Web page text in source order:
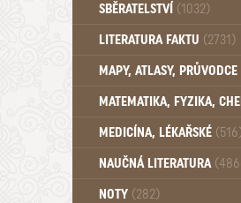
SBĚRATELSTVÍ (1032)
Dům a byt (102)
LITERATURA FAKTU (2731)
Katalogy (503)
MAPY, ATLASY, PRŮVODCE
MATEMATIKA, FYZIKA,
MEDICÍNA, LÉKAŘSKÉ
NAUČNÁ LITERATURA
Zdraví a zdraví životní styl
NOTY (282)